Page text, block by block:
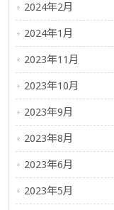
2024年2月
2024年1月
2023年11月
2023年10月
2023年9月
2023年8月
2023年6月
2023年5月